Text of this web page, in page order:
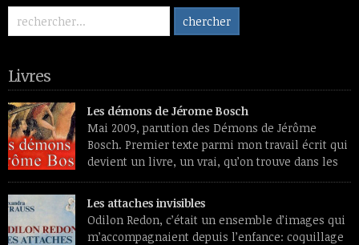
Livres
Les démons de Jérome Bosch
Mai 2009, parution des Démons de Jérôme
Bosch. Premier texte parmi mon travail écrit qui
devient un livre, un vrai, qu’on trouve dans les
librairies et les sites de vente de livres et aura
des lecteurs inconnus de moi. Premier souvenir de travail, un
livre de reproductions feuilleté dans une chaise longue, l’été.
L’émerveillement devant […]
Les attaches invisibles
Odilon Redon, c’était un ensemble d’images qui
m’accompagnaient depuis l’enfance: coquillage